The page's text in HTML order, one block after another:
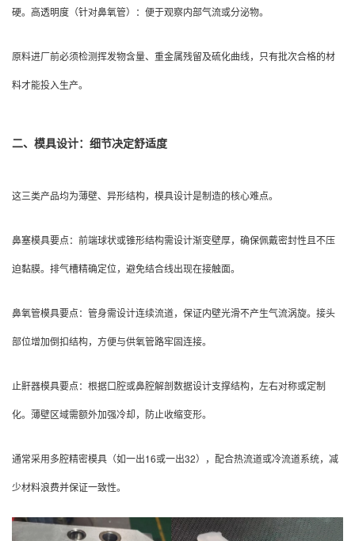
硬。 高透明度（针对鼻氧管）：便于观察内部气流或分泌物。
原料进厂前必须检测挥发物含量、重金属残留及硫化曲线，只有批次合格的材
料才能投入生产。
二、模具设计：细节决定舒适度
这三类产品均为薄壁、异形结构，模具设计是制造的核心难点。
鼻塞模具要点： 前端球状或锥形结构需设计渐变壁厚，确保佩戴密封性且不压
迫黏膜。 排气槽精确定位，避免结合线出现在接触面。
鼻氧管模具要点： 管身需设计连续流道，保证内壁光滑不产生气流涡旋。 接头
部位增加倒扣结构，方便与供氧管路牢固连接。
止鼾器模具要点： 根据口腔或鼻腔解剖数据设计支撑结构，左右对称或定制
化。 薄壁区域需额外加强冷却，防止收缩变形。
通常采用多腔精密模具（如一出16或一出32），配合热流道或冷流道系统，减
少材料浪费并保证一致性。